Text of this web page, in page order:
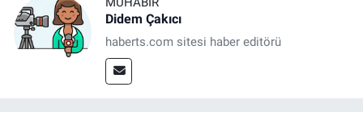
Didem Çakıcı
haberts.com sitesi haber editörü